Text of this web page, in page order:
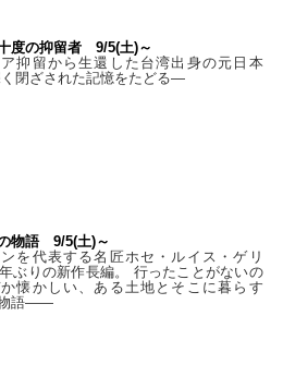
度の抑留者 9/5(土)～
抑留から生還した台湾出身の元日本
閉ざされた記憶をたどる—
物語 9/5(土)～
を代表する名匠ホセ・ルイス・ゲリ
ぶりの新作長編。 行ったことがないの
懐かしい、ある土地とそこに暮らす
物語――